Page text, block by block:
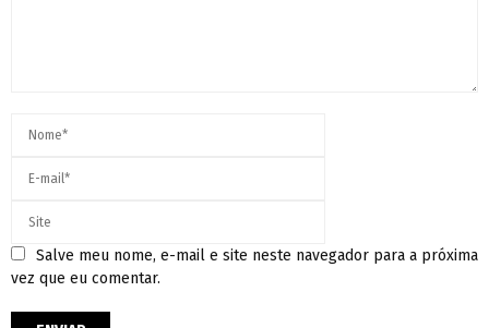
Salve meu nome, e-mail e site neste navegador para a próxima
vez que eu comentar.